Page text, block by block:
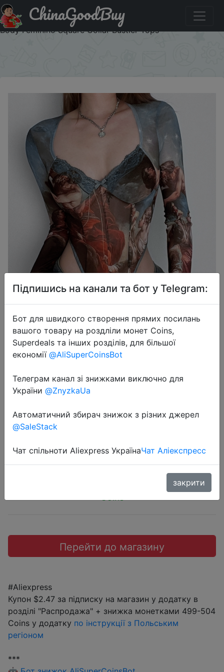
Придбати по акціи Vintage Print Sexy Bodysuit Lingerie
See Through Gauze Lenceria Tranparente Long Sleeve
Body Feminino Square Collar Bustier Tops
ChinaGoodBuy
2025-01-03
Vintage Print Sexy Bodysuit Lingerie
See Through Gauze Lenceria
Feminino Square Collar Bustier Tops
$3.6
Перейти до магазину
#Aliexpress
Купон $2.47 за підписку на магазин у додатку в
розділі "Распродажа" + знижка монетками 499-504
Coins у додатку по інструкції з Польським
регіоном
***
Підпишись на канали та бот у Telegram:
Бот для швидкого створення прямих посилань
вашого товару на роздліли монет Coins,
Superdeals та інших розділів, для більшої
економії @AliSuperCoinsBot
Телеграм канал зі знижками виключно для
України @ZnyzkaUa
Автоматичний збирач знижок з різних джерел
@SaleStack
Чат спільноти Aliexpress УкраїнаЧат Аліекспресс
закрити